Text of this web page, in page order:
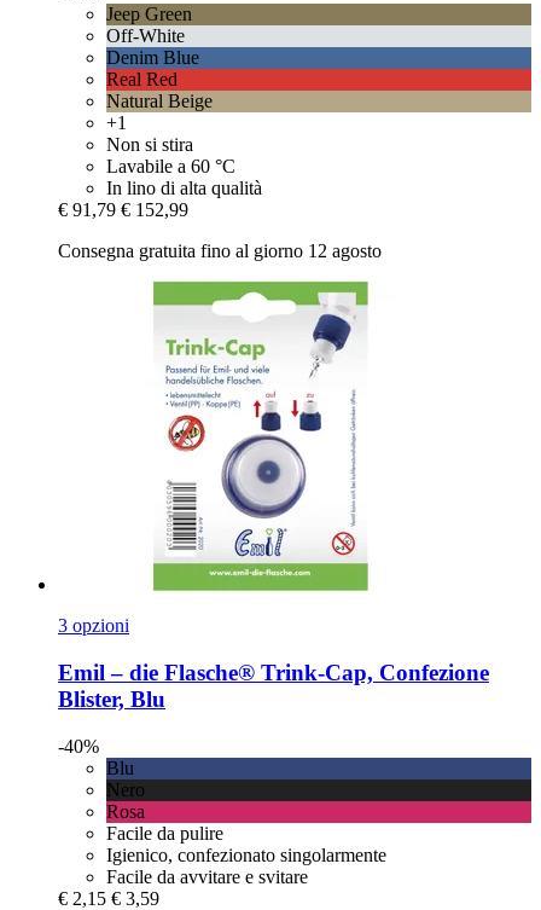
Jeep Green
Off-White
Denim Blue
Real Red
Natural Beige
+1
Non si stira
Lavabile a 60 °C
In lino di alta qualità
€ 91,79 € 152,99
Consegna gratuita fino al giorno 12 agosto
3 opzioni
Emil – die Flasche® Trink-​Cap, Confezione
Blister, Blu
-40%
Blu
Nero
Rosa
Facile da pulire
Igienico, confezionato singolarmente
Facile da avvitare e svitare
€ 2,15 € 3,59